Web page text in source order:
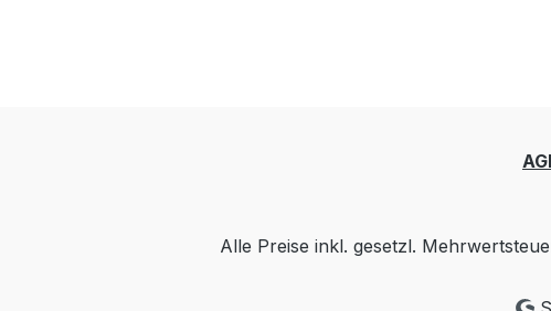
Alle Preise inkl. gesetzl.